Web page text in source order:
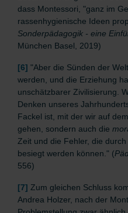
dass Montessori, "ganz im
rassenhygienische Ideen
Sonderpädagogik - eine
München Basel, 2019)
[6] "Aber die Sünden der
werden, und die Erziehung
unschätzbarer Zivilisierung.
Denken unseres
Fackel ist, mit der wir auf
gehen, sondern auch die
Zeit und die Fehler, die
besiegt werden können." (
556)
[7] Zum gleichen Schluss
Andrea Holzer, nach der